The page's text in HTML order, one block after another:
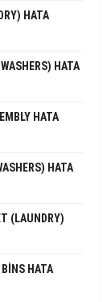
HATA
HATA
HATA
HATA
(LAUNDRY)
BINS HATA